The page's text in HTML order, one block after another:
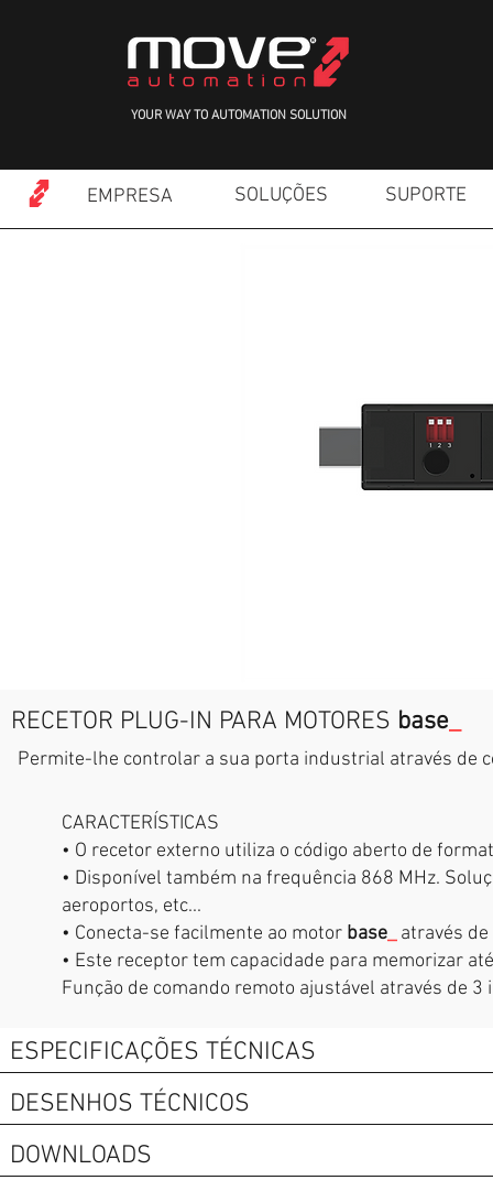
YOUR WAY TO AUTOMATION SOLUTION
EMPRESA SOLUÇÕES SUPORTE
RECETOR PLUG-IN PARA MOTORES base_
Permite-lhe controlar a sua porta industrial através de
CARACTERÍSTICAS
• O recetor externo utiliza o código aberto de
• Disponível também na frequência 868 MHz.
aeroportos, etc...
• Conecta-se facilmente ao motor base_através de
• Este receptor tem capacidade para memorizar
Função de comando remoto ajustável através de
ESPECIFICAÇÕES TÉCNICAS
DESENHOS TÉCNICOS
DOWNLOADS